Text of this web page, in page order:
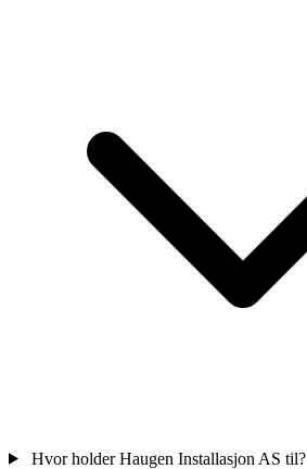
Hvor holder Haugen Installasjon AS til?